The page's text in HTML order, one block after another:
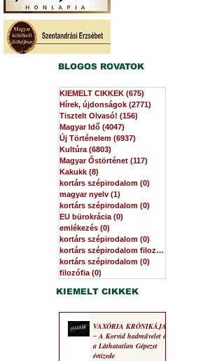
BLOGOS ROVATOK
KIEMELT CIKKEK (675)
Hírek, újdonságok (2771)
Tisztelt Olvasó! (156)
Magyar Idő (4047)
Új Történelem (6937)
Kultúra (6803)
Magyar Őstörténet (117)
Kakukk (8)
kortárs szépirodalom (0)
magyar nyelv (1)
kortárs szépirodalom (0)
EU bürokrácia (0)
emlékezés (0)
kortárs szépirodalom (0)
kortárs szépirodalom filozófia
kortárs szépirodalom (0)
filozófia (0)
KIEMELT CIKKEK
VAXÓRIA KRÓNIKÁJA
‒ A Korvid hadművelet és
a Láthatatlan Gépezet
évtizede